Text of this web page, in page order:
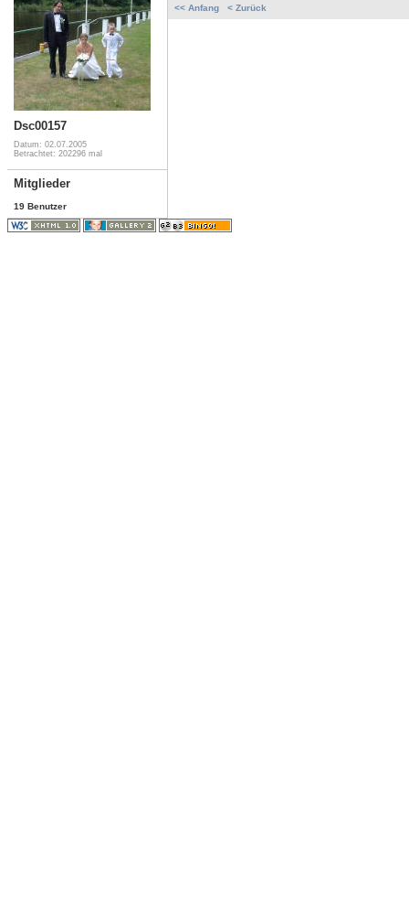
Dsc00157
Datum: 02.07.2005
Betrachtet: 202296 mal
Mitglieder
19 Benutzer
<< Anfang < Zurück